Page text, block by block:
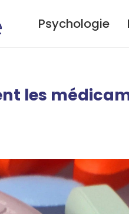
Psychologie
les